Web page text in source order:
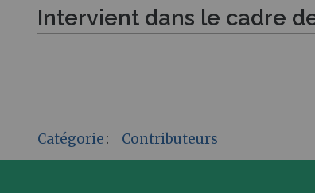
Intervient dans le cadre
Catégorie: Contributeurs